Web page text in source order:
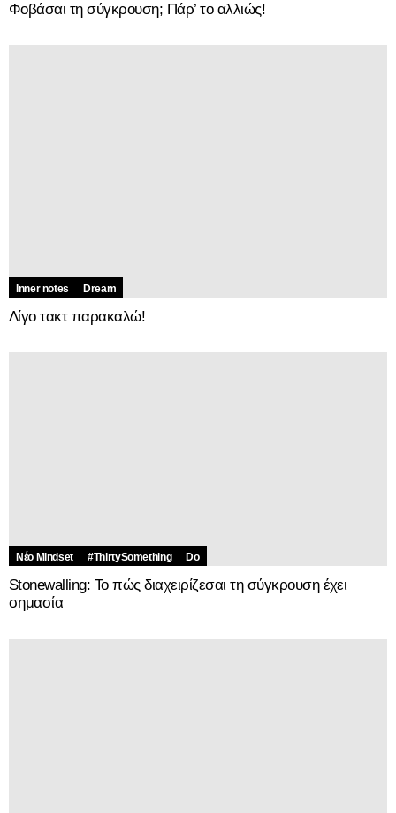
Φοβάσαι τη σύγκρουση; Πάρ’ το αλλιώς!
Inner notes Dream
Λίγο τακτ παρακαλώ!
Νέο Mindset #ThirtySomething Do
Stonewalling: Το πώς διαχειρίζεσαι τη σύγκρουση έχει
σημασία